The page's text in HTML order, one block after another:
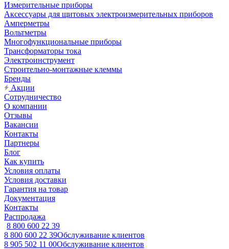
Измерительные приборы
Аксессуары для щитовых электроизмерительных приборов
Амперметры
Вольтметры
Многофункциональные приборы
Трансформаторы тока
Электроинструмент
Строительно-монтажные клеммы
Бренды
Акции
Сотрудничество
О компании
Отзывы
Вакансии
Контакты
Партнеры
Блог
Как купить
Условия оплаты
Условия доставки
Гарантия на товар
Документация
Контакты
Распродажа
8 800 600 22 39
8 800 600 22 39Обслуживание клиентов
8 905 502 11 00Обслуживание клиентов